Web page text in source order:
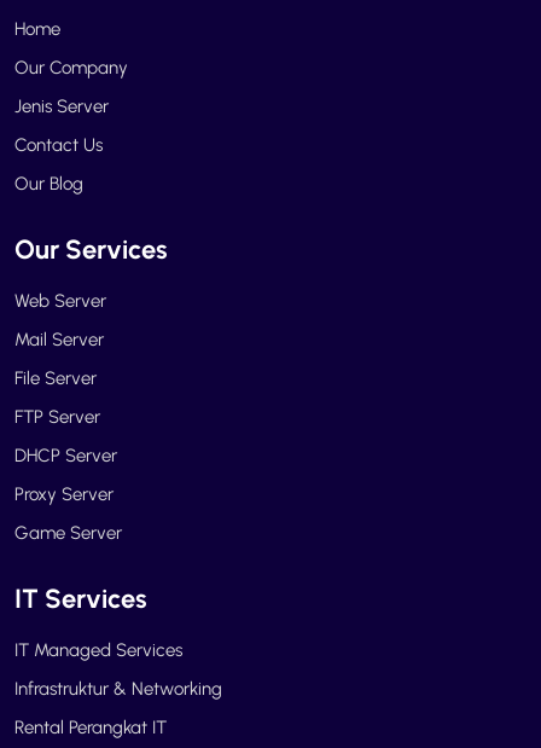
Home
Our Company
Jenis Server
Contact Us
Our Blog
Our Services
Web Server
Mail Server
File Server
FTP Server
DHCP Server
Proxy Server
Game Server
IT Services
IT Managed Services
Infrastruktur & Networking
Rental Perangkat IT